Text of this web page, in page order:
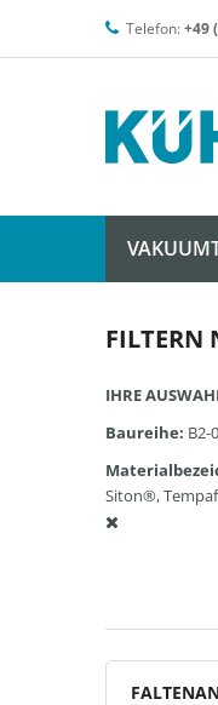
Telefon:+49
FILTERN
IHRE
Baureihe B2-
Siton®,